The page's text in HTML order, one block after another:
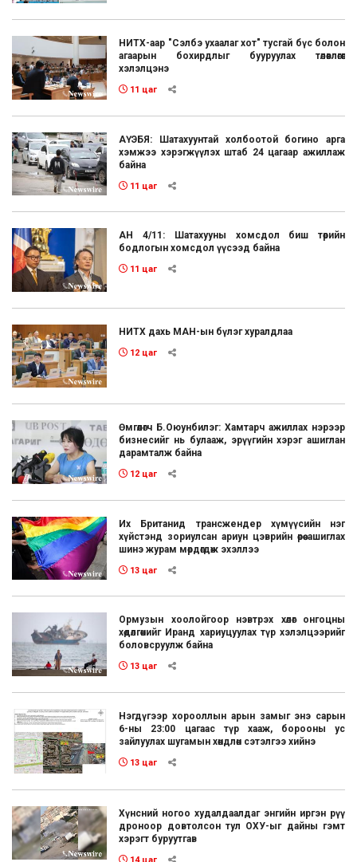
НИТХ-аар "Сэлбэ ухаалаг хот" тусгай бүс болон
агаарын бохирдлыг бууруулах төлөвлөгөөг
хэлэлцэнэ
11 цаг
АҮЭБЯ: Шатахуунтай холбоотой богино арга
хэмжээ хэрэгжүүлэх штаб 24 цагаар ажиллаж
байна
11 цаг
АН 4/11: Шатахууны хомсдол биш төрийн
бодлогын хомсдол үүсээд байна
11 цаг
НИТХ дахь МАН-ын бүлэг хуралдлаа
12 цаг
Өмгөөлөгч Б.Оюунбилэг: Хамтарч ажиллах нэрээр
бизнесийг нь булааж, эрүүгийн хэрэг ашиглан
дарамталж байна
12 цаг
Их Британид трансжендер хүмүүсийн нэг
хүйстэнд зориулсан ариун цэврийн өрөө ашиглах
шинэ журам мөрдөгдөж эхэллээ
13 цаг
Ормузын хоолойгоор нэвтрэх хөлөг онгоцны
хөдөлгөөнийг Иранд хариуцуулах түр хэлэлцээрийг
боловсруулж байна
13 цаг
Нэгдүгээр хорооллын арын замыг энэ сарын
6-ны 23:00 цагаас түр хааж, борооны ус
зайлуулах шугамын хөндлөн сэтэлгээ хийнэ
13 цаг
Хүнсний ногоо худалдаалдаг энгийн иргэн рүү
дроноор довтолсон тул ОХУ-ыг дайны гэмт
хэрэгт буруутгав